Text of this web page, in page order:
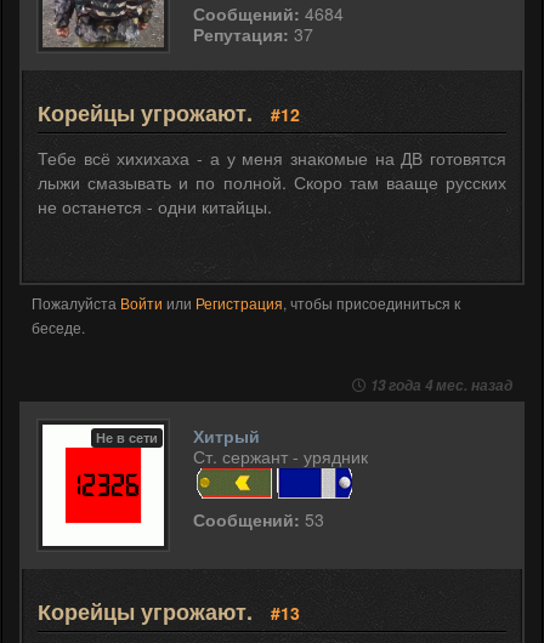
Сообщений: 4684
Репутация: 37
Корейцы угрожают.
#12
Тебе всё хихихаха - а у меня знакомые на ДВ готовятся
лыжи смазывать и по полной. Скоро там вааще русских
не останется - одни китайцы.
Пожалуйста Войти или Регистрация, чтобы присоединиться к
беседе.
13 года 4 мес. назад
Не в сети
Хитрый
Ст. сержант - урядник
Сообщений: 53
Корейцы угрожают.
#13